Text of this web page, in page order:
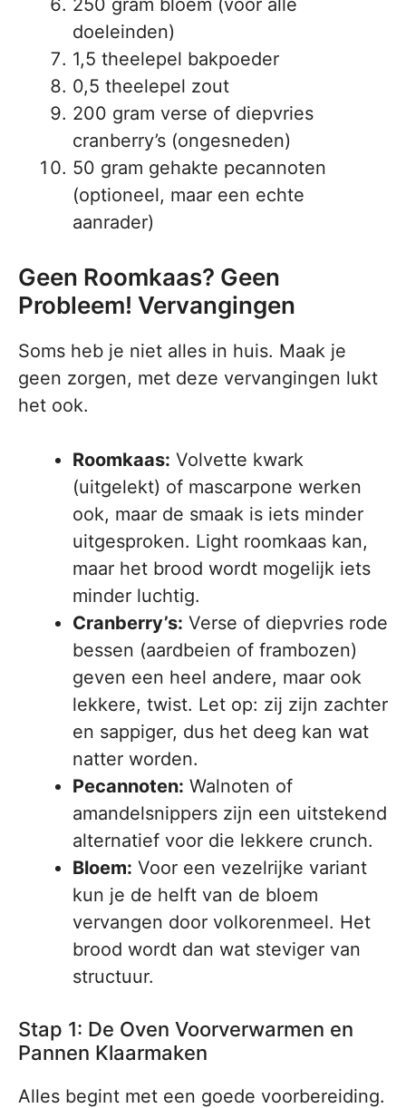
250 gram bloem (voor alle
doeleinden)
1,5 theelepel bakpoeder
0,5 theelepel zout
200 gram verse of diepvries
cranberry’s (ongesneden)
50 gram gehakte pecannoten
(optioneel, maar een echte
aanrader)
Geen Roomkaas? Geen
Probleem! Vervangingen
Soms heb je niet alles in huis. Maak je
geen zorgen, met deze vervangingen lukt
het ook.
Roomkaas: Volvette kwark
(uitgelekt) of mascarpone werken
ook, maar de smaak is iets minder
uitgesproken. Light roomkaas kan,
maar het brood wordt mogelijk iets
minder luchtig.
Cranberry’s: Verse of diepvries rode
bessen (aardbeien of frambozen)
geven een heel andere, maar ook
lekkere, twist. Let op: zij zijn zachter
en sappiger, dus het deeg kan wat
natter worden.
Pecannoten: Walnoten of
amandelsnippers zijn een uitstekend
alternatief voor die lekkere crunch.
Bloem: Voor een vezelrijke variant
kun je de helft van de bloem
vervangen door volkorenmeel. Het
brood wordt dan wat steviger van
structuur.
Stap 1: De Oven Voorverwarmen en
Pannen Klaarmaken
Alles begint met een goede voorbereiding.